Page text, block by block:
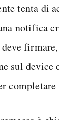
tenta di
notifica
sul device
completare